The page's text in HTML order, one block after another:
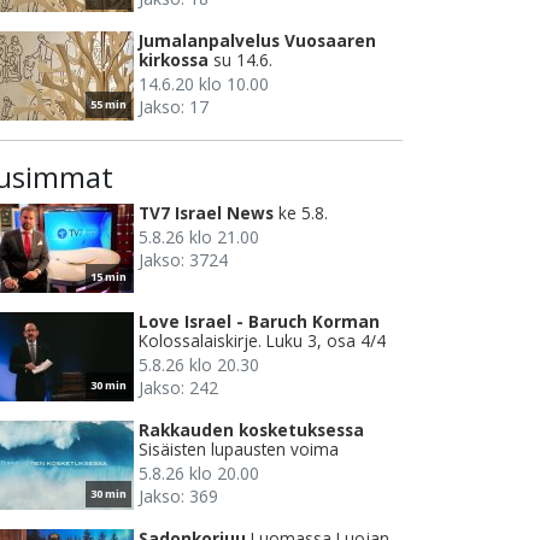
55 min
Jumalanpalvelus Vuosaaren
kirkossa su 14.6.
14.6.20 klo 10.00
Jakso: 17
15 min
TV7 Israel News ke 5.8.
5.8.26 klo 21.00
Jakso: 3724
30 min
Love Israel - Baruch Korman
Kolossalaiskirje. Luku 3, osa 4/4
5.8.26 klo 20.30
Jakso: 242
30 min
Rakkauden kosketuksessa
Sisäisten lupausten voima
5.8.26 klo 20.00
Jakso: 369